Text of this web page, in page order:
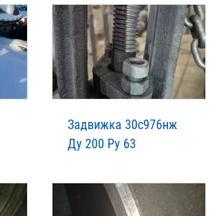
Задвижка 30с976нж
Ду 200 Ру 63